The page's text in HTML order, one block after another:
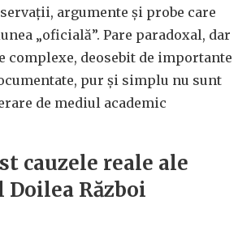
argumente și probe care
„oficială”. Pare paradoxal, dar
complexe, deosebit de importante
pur și simplu nu sunt
de mediul academic
cauzele reale ale
Doilea Război